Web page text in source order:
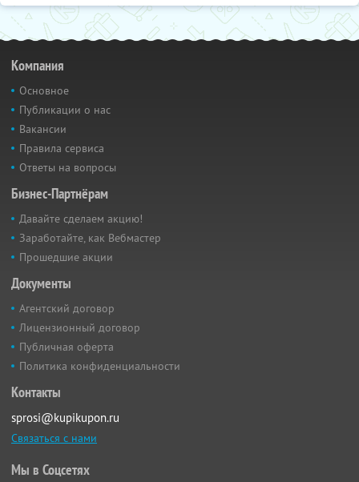
Компания
Основное
Публикации о нас
Вакансии
Правила сервиса
Ответы на вопросы
Бизнес-Партнёрам
Давайте сделаем акцию!
Заработайте, как Вебмастер
Прошедшие акции
Документы
Агентский договор
Лицензионный договор
Публичная оферта
Политика конфиденциальности
Контакты
sprosi@kupikupon.ru
Связаться с нами
Мы в Соцсетях